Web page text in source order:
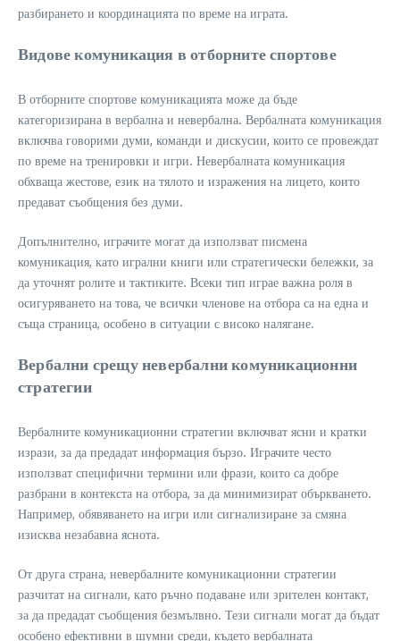
разбирането и координацията по време на играта.
Видове комуникация в отборните спортове
В отборните спортове комуникацията може да бъде
категоризирана в вербална и невербална. Вербалната комуникация
включва говорими думи, команди и дискусии, които се провеждат
по време на тренировки и игри. Невербалната комуникация
обхваща жестове, език на тялото и изражения на лицето, които
предават съобщения без думи.
Допълнително, играчите могат да използват писмена
комуникация, като игрални книги или стратегически бележки, за
да уточнят ролите и тактиките. Всеки тип играе важна роля в
осигуряването на това, че всички членове на отбора са на една и
съща страница, особено в ситуации с високо налягане.
Вербални срещу невербални комуникационни
стратегии
Вербалните комуникационни стратегии включват ясни и кратки
изрази, за да предадат информация бързо. Играчите често
използват специфични термини или фрази, които са добре
разбрани в контекста на отбора, за да минимизират объркването.
Например, обявяването на игри или сигнализиране за смяна
изисква незабавна яснота.
От друга страна, невербалните комуникационни стратегии
разчитат на сигнали, като ръчно подаване или зрителен контакт,
за да предадат съобщения безмълвно. Тези сигнали могат да бъдат
особено ефективни в шумни среди, където вербалната